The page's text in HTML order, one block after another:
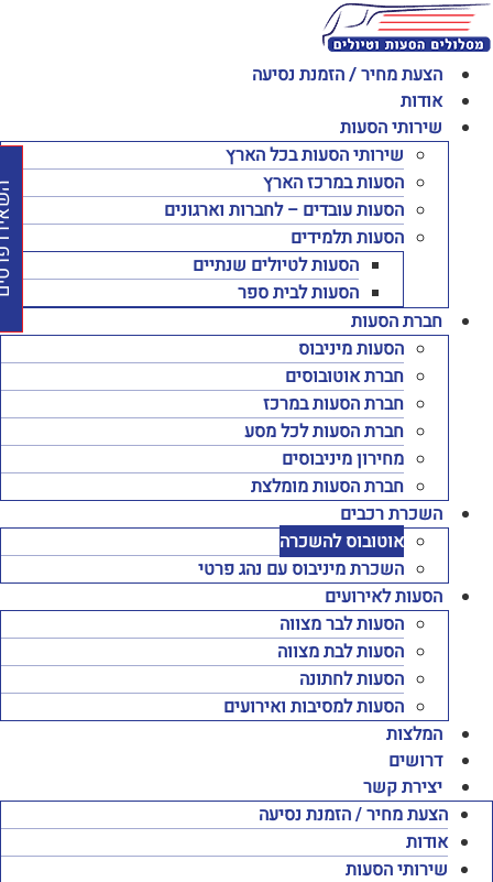
הצעת מחיר / הזמנת נסיעה
אודות
שירותי הסעות
שירותי הסעות בכל הארץ
הסעות במרכז הארץ
הסעות עובדים – לחברות וארגונים
הסעות תלמידים
הסעות לטיולים שנתיים
הסעות לבית ספר
חברת הסעות
הסעות מיניבוס
חברת אוטובוסים
חברת הסעות במרכז
חברת הסעות לכל מסע
מחירון מיניבוסים
חברת הסעות מומלצת
השכרת רכבים
אוטובוס להשכרה
השכרת מיניבוס עם נהג פרטי
הסעות לאירועים
הסעות לבר מצווה
הסעות לבת מצווה
הסעות לחתונה
הסעות למסיבות ואירועים
המלצות
דרושים
יצירת קשר
הצעת מחיר / הזמנת נסיעה
אודות
שירותי הסעות